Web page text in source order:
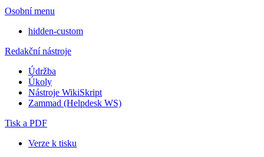
Osobní menu
hidden-custom
Redakční nástroje
Údržba
Úkoly
Nástroje WikiSkript
Zammad (Helpdesk WS)
Tisk a PDF
Verze k tisku